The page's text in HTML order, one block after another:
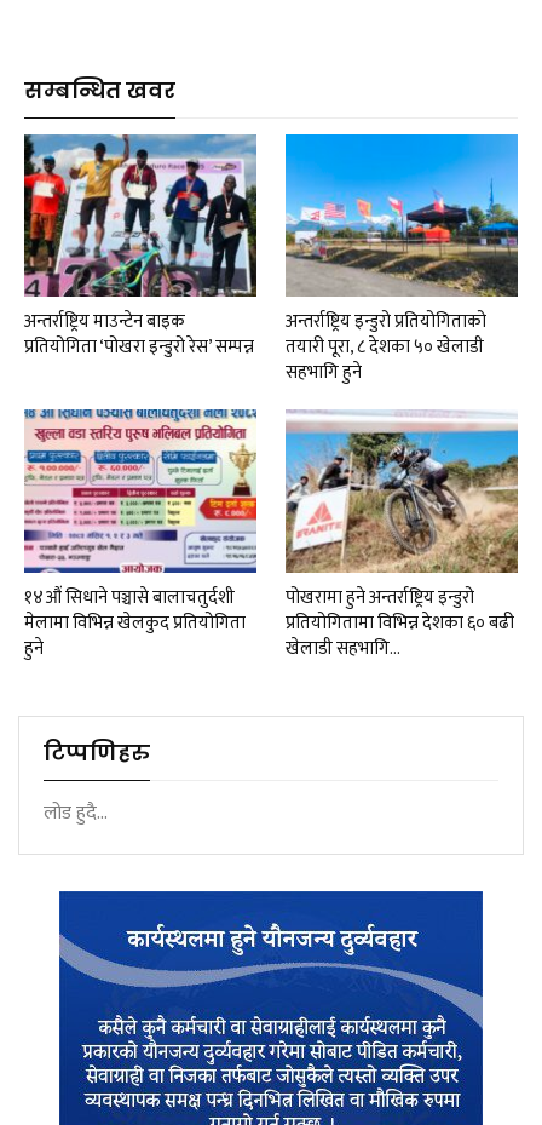
सम्बन्धित खवर
अन्तर्राष्ट्रिय माउन्टेन बाइक
प्रतियोगिता ‘पोखरा इन्डुरो रेस’ सम्पन्न
अन्तर्राष्ट्रिय इन्डुरो प्रतियोगिताको
तयारी पूरा, ८ देशका ५० खेलाडी
सहभागि हुने
१४औं सिधाने पञ्चासे बालाचतुर्दशी
मेलामा विभिन्न खेलकुद प्रतियोगिता
हुने
पोखरामा हुने अन्तर्राष्ट्रिय इन्डुरो
प्रतियोगितामा विभिन्न देशका ६० बढी
खेलाडी सहभागि…
टिप्पणिहरु
लोड हुदै...